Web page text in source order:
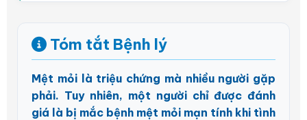
Tóm tắt Bệnh lý
Mệt mỏi là triệu chứng mà nhiều người gặp
phải. Tuy nhiên, một người chỉ được đánh
giá là bị mắc bệnh mệt mỏi mạn tính khi tình